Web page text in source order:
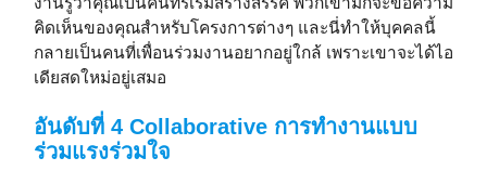
คิดเห็นของคุณสำหรับโครงการต่างๆ และนี่ทำให้บุคคลนี้
กลายเป็นคนที่เพื่อนร่วมงานอยากอยู่ใกล้ เพราะเขาจะได้ไอ
เดียสดใหม่อยู่เสมอ
อันดับที่ 4 Collaborative การทำงานแบบ
ร่วมแรงร่วมใจ